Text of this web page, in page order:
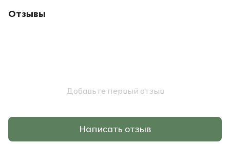
Отзывы
Добавьте первый отзыв
Написать отзыв